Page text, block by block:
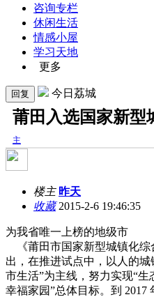
咨询专栏
休闲生活
情感小屋
学习天地
更多
回复 今日荔城
莆田入选国家新型
主
楼主 昨天
收藏2015-2-6 19:46:35
为我省唯一上榜的地级市
《莆田市国家新型城镇化综
出，在推进试点中，以人的
市生活”为主线，努力实现“
幸福家园”总体目标。到 2017